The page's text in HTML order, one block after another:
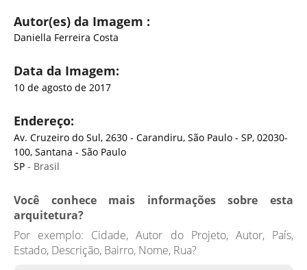
Autor(es) da Imagem :
Daniella Ferreira Costa
Data da Imagem:
10 de agosto de 2017
Endereço:
Av. Cruzeiro do Sul, 2630 - Carandiru, São Paulo - SP, 02030-
100, Santana - São Paulo
SP - Brasil
Você conhece mais informações sobre esta
arquitetura?
Por exemplo: Cidade, Autor do Projeto, Autor, País,
Estado, Descrição, Bairro, Nome, Rua?